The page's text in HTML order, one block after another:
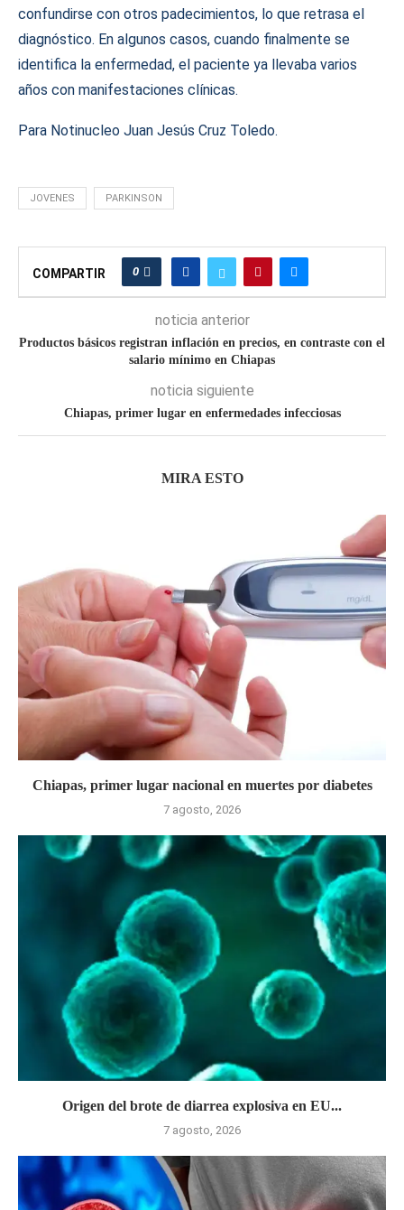
confundirse con otros padecimientos, lo que retrasa el
diagnóstico. En algunos casos, cuando finalmente se
identifica la enfermedad, el paciente ya llevaba varios
años con manifestaciones clínicas.
Para Notinucleo Juan Jesús Cruz Toledo.
JOVENES PARKINSON
COMPARTIR 0
noticia anterior
Productos básicos registran inflación en precios, en contraste con el
salario mínimo en Chiapas
noticia siguiente
Chiapas, primer lugar en enfermedades infecciosas
MIRA ESTO
Chiapas, primer lugar nacional en muertes por diabetes
7 agosto, 2026
Origen del brote de diarrea explosiva en EU...
7 agosto, 2026